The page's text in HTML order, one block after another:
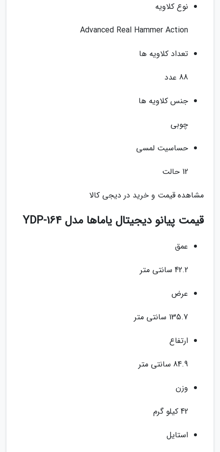
نوع کلاویه
Advanced Real Hammer Action
تعداد کلاویه ها
88 عدد
جنس کلاویه ها
چوبی
حساسیت لمسی
12 حالت
مشاهده قیمت و خرید در دیجی کالا
قیمت پیانو دیجیتال یاماها مدل YDP-164
عمق
42.2 سانتی متر
عرض
135.7 سانتی متر
ارتفاع
84.9 سانتی متر
وزن
42 کیلو گرم
استایل